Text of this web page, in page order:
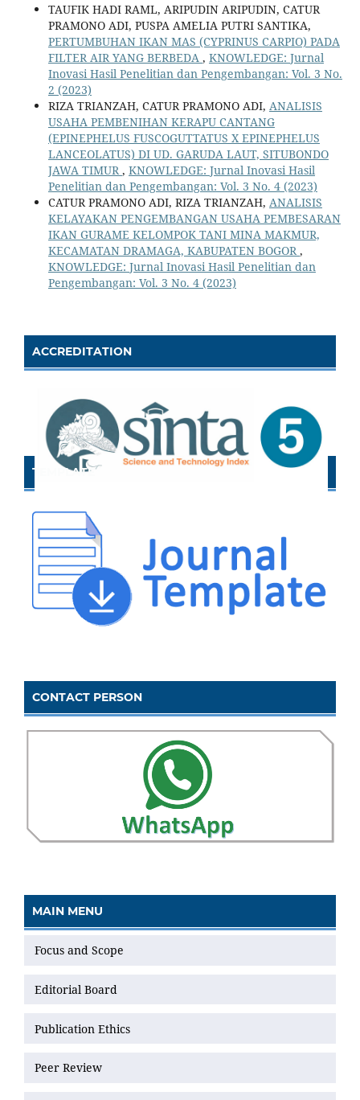
TAUFIK HADI RAML, ARIPUDIN ARIPUDIN, CATUR
PRAMONO ADI, PUSPA AMELIA PUTRI SANTIKA,
PERTUMBUHAN IKAN MAS (CYPRINUS CARPIO) PADA
FILTER AIR YANG BERBEDA , KNOWLEDGE: Jurnal
Inovasi Hasil Penelitian dan Pengembangan: Vol. 3 No.
2 (2023)
RIZA TRIANZAH, CATUR PRAMONO ADI, ANALISIS
USAHA PEMBENIHAN KERAPU CANTANG
(EPINEPHELUS FUSCOGUTTATUS X EPINEPHELUS
LANCEOLATUS) DI UD. GARUDA LAUT, SITUBONDO
JAWA TIMUR, KNOWLEDGE: Jurnal Inovasi Hasil
Penelitian dan Pengembangan: Vol. 3 No. 4 (2023)
CATUR PRAMONO ADI, RIZA TRIANZAH, ANALISIS
KELAYAKAN PENGEMBANGAN USAHA PEMBESARAN
IKAN GURAME KELOMPOK TANI MINA MAKMUR,
KECAMATAN DRAMAGA, KABUPATEN BOGOR,
KNOWLEDGE: Jurnal Inovasi Hasil Penelitian dan
Pengembangan: Vol. 3 No. 4 (2023)
ACCREDITATION
TEMPLATE
CONTACT PERSON
MAIN MENU
Focus and Scope
Editorial Board
Publication Ethics
Peer Review